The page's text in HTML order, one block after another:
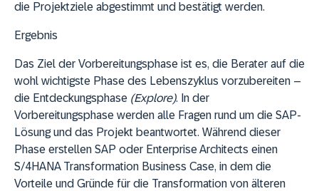
die Projektziele abgestimmt und bestätigt werden.
Ergebnis
Das Ziel der Vorbereitungsphase ist es, die Berater auf die
wohl wichtigste Phase des Lebenszyklus vorzubereiten –
die Entdeckungsphase (Explore). In der
Vorbereitungsphase werden alle Fragen rund um die SAP-
Lösung und das Projekt beantwortet. Während dieser
Phase erstellen SAP oder Enterprise Architects einen
S/4HANA Transformation Business Case, in dem die
Vorteile und Gründe für die Transformation von älteren